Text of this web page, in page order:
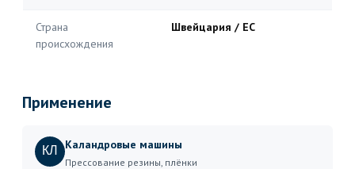
Страна
происхождения
Швейцария / ЕС
Применение
КЛ Каландровые машины
Прессование резины, плёнки